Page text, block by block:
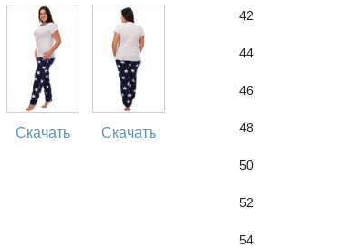
Скачать Скачать
42
44
46
48
50
52
54